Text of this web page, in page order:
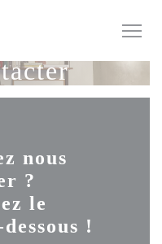
nous
?
le
!